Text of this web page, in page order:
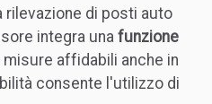
di posti auto
integra una funzione
affidabili anche in
consente l'utilizzo di